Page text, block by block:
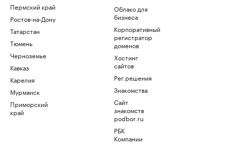
Пермский край
Ростов-на-Дону
Татарстан
Тюмень
Черноземье
Кавказ
Карелия
Мурманск
Приморский
край
Облако для
бизнеса
Корпоративный
регистратор
доменов
Хостинг
сайтов
Рег.решения
Знакомства
Сайт
знакомств
podbor.ru
РБК
Компании